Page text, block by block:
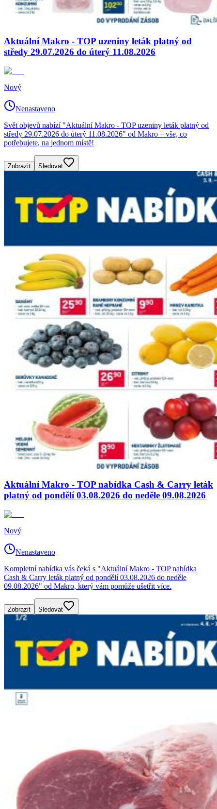
Aktuální Makro - TOP uzeniny leták platný od
středy 29.07.2026 do úterý 11.08.2026
Nový
Nenastaveno
Svět objevů nabízí "Aktuální Makro - TOP uzeniny leták platný od
středy 29.07.2026 do úterý 11.08.2026" od Makro – vše, co
potřebujete, na jednom místě!
Zobrazit Sledovat
Aktuální Makro - TOP nabídka Cash & Carry leták
platný od pondělí 03.08.2026 do neděle 09.08.2026
Nový
Nenastaveno
Kompletní nabídka vás čeká s "Aktuální Makro - TOP nabídka
Cash & Carry leták platný od pondělí 03.08.2026 do neděle
09.08.2026" od Makro, který vám pomůže ušetřit více.
Zobrazit Sledovat